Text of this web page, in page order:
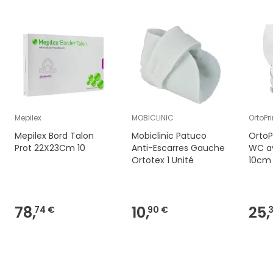
Mepilex
Mepilex Bord Talon
Prot 22X23Cm 10
78,74 €
MOBICLINIC
Mobiclinic Patuco
Anti-Escarres Gauche
Ortotex 1 Unité
10,90 €
WC
10cm
25,